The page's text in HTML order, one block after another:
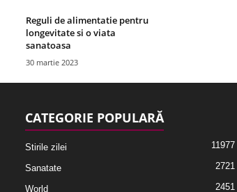
Reguli de alimentatie pentru
longevitate si o viata
sanatoasa
30 martie 2023
CATEGORIE POPULARĂ
Stirile zilei 11977
Sanatate 2721
World 2451